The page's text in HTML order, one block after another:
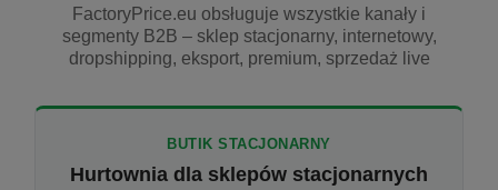
FactoryPrice.eu obsługuje wszystkie kanały i
segmenty B2B – sklep stacjonarny, internetowy,
dropshipping, eksport, premium, sprzedaż live
BUTIK STACJONARNY
Hurtownia dla sklepów stacjonarnych